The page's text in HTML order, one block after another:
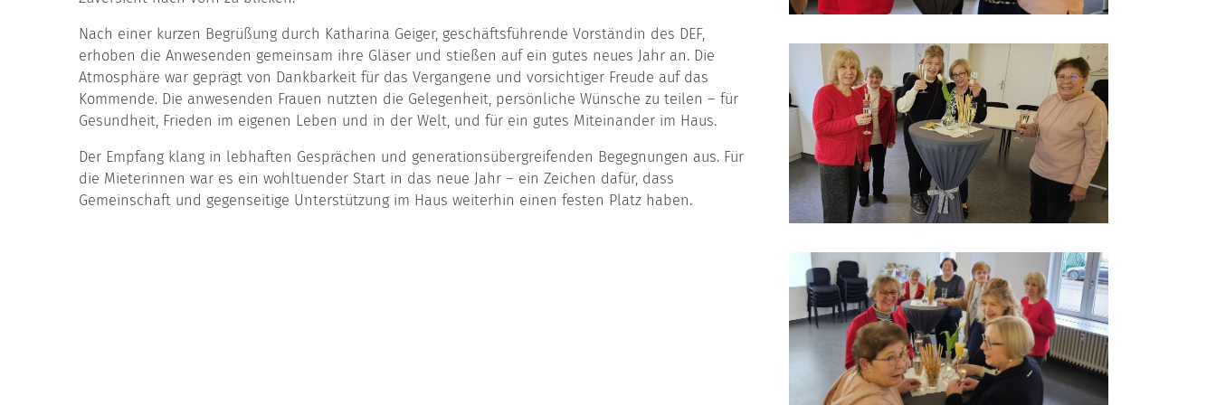
Nach einer kurzen Begrüßung durch Katharina Geiger, geschäftsführende Vorständin des DEF,
erhoben die Anwesenden gemeinsam ihre Gläser und stießen auf ein gutes neues Jahr an. Die
Atmosphäre war geprägt von Dankbarkeit für das Vergangene und vorsichtiger Freude auf das
Kommende. Die anwesenden Frauen nutzten die Gelegenheit, persönliche Wünsche zu teilen – für
Gesundheit, Frieden im eigenen Leben und in der Welt, und für ein gutes Miteinander im Haus.
Der Empfang klang in lebhaften Gesprächen und generationsübergreifenden Begegnungen aus. Für
die Mieterinnen war es ein wohltuender Start in das neue Jahr – ein Zeichen dafür, dass
Gemeinschaft und gegenseitige Unterstützung im Haus weiterhin einen festen Platz haben.